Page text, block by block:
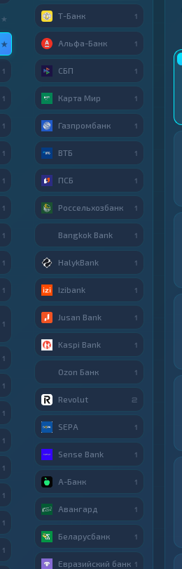
★
★
1
1
1
1
1
1
1
1
1
1
1
1
1
1
1
1
1
1
Т-Банк 1
Альфа-Банк 1
СБП 1
Карта Мир 1
Газпромбанк 1
ВТБ 1
ПСБ 1
Россельхозбанк 1
Bangkok Bank 1
HalykBank 1
Izibank 1
Jusan Bank 1
Kaspi Bank 1
Ozon Банк 1
Revolut 2
SEPA 1
Sense Bank 1
А-Банк 1
Авангард 1
Беларусбанк 1
Евразийский банк 1